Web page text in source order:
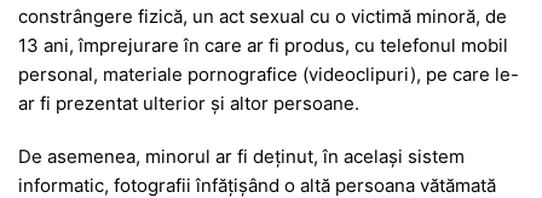
constrângere fizică, un act sexual cu o victimă minoră, de
13 ani, împrejurare în care ar fi produs, cu telefonul mobil
personal, materiale pornografice (videoclipuri), pe care le-
ar fi prezentat ulterior și altor persoane.
De asemenea, minorul ar fi deținut, în același sistem
informatic, fotografii înfățișând o altă persoana vătămată